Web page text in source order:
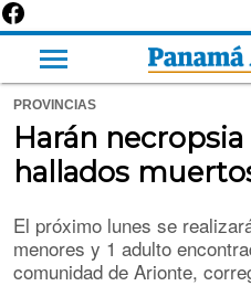
PROVINCIAS
Harán
hallados
El próximo lunes se
menores y 1 adulto
comunidad de Arionte,